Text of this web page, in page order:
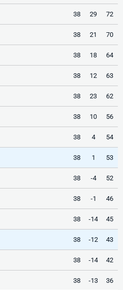
38 29 72
38 21 70
38 18 64
38 12 63
38 23 62
38 10 56
38 4 54
38 1 53
38 -4 52
38 -1 46
38 -14 45
38 -12 43
38 -14 42
38 -13 36